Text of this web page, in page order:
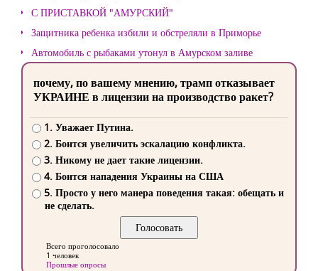
С ПРИСТАВКОЙ "АМУРСКИЙ"
Защитника ребенка избили и обстреляли в Приморье
Автомобиль с рыбаками утонул в Амурском заливе
почему, по вашему мнению, трамп отказывает
УКРАИНЕ в лицензии на производство ракет?
1. Уважает Путина.
2. Боится увеличить эскалацию конфликта.
3. Никому не дает такие лицензии.
4. Боится нападения Украины на США
5. Просто у него манера поведения такая: обещать и
не сделать.
Всего проголосовало
1 человек
Прошлые опросы